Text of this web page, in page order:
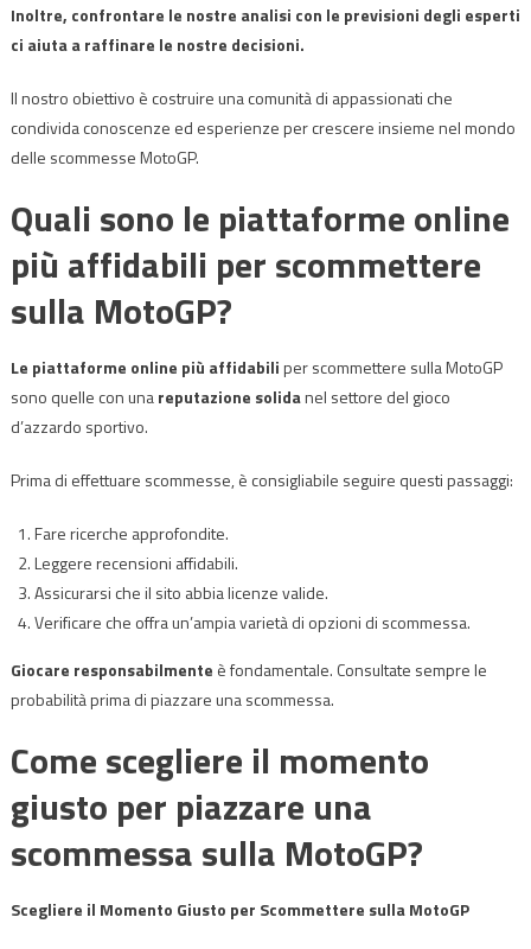
Inoltre, confrontare le nostre analisi con le previsioni degli esperti
ci aiuta a raffinare le nostre decisioni.
Il nostro obiettivo è costruire una comunità di appassionati che
condivida conoscenze ed esperienze per crescere insieme nel mondo
delle scommesse MotoGP.
Quali sono le piattaforme online
più affidabili per scommettere
sulla MotoGP?
Le piattaforme online più affidabiliper scommettere sulla MotoGP
sono quelle con unareputazione solidanel settore del gioco
d’azzardo sportivo.
Prima di effettuare scommesse, è consigliabile seguire questi passaggi:
Fare ricerche approfondite.
Leggere recensioni affidabili.
Assicurarsi che il sito abbia licenze valide.
Verificare che offra un’ampia varietà di opzioni di scommessa.
Giocare responsabilmente è fondamentale. Consultate sempre le
probabilità prima di piazzare una scommessa.
Come scegliere il momento
giusto per piazzare una
scommessa sulla MotoGP?
Scegliere il Momento Giusto per Scommettere sulla MotoGP